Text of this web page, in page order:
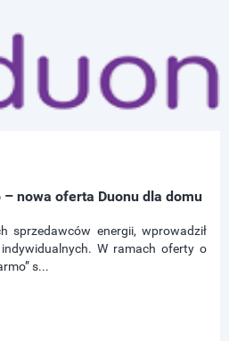
nowa oferta Duonu dla domu
sprzedawców energii, wprowadził
W ramach oferty o
s...